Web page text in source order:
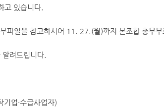
고 있습니다.
파일을 참고하시어 11. 27.(월)까지 본조합 총무
려드립니다.
업·수급사업자)